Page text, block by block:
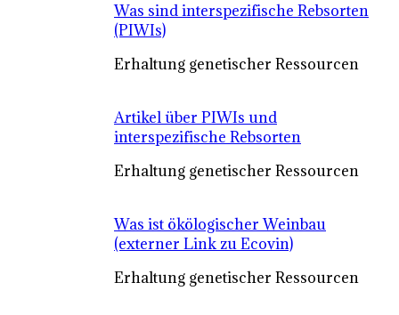
Was sind interspezifische Rebsorten
(PIWIs)
Erhaltung genetischer Ressourcen
Artikel über PIWIs und
interspezifische Rebsorten
Erhaltung genetischer Ressourcen
Was ist ökölogischer Weinbau
(externer Link zu Ecovin)
Erhaltung genetischer Ressourcen